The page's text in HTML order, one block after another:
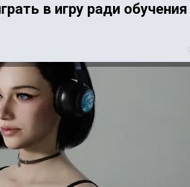
в игру ради обучения